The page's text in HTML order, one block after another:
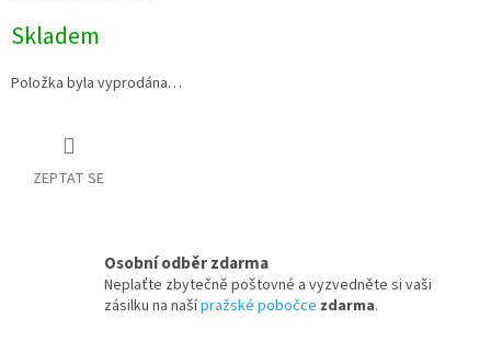
cena:
Skladem
Položka byla vyprodána…
ZEPTAT SE
Osobní odběr zdarma
Neplaťte zbytečně poštovné a vyzvedněte si vaši
zásilku na našípražské pobočce zdarma.